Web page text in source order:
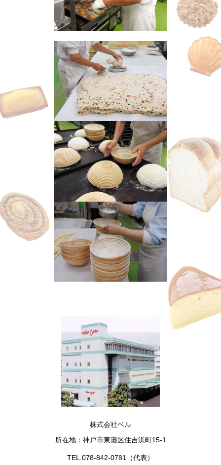
株式会社ベル
所在地：神戸市東灘区住吉浜町15-1
TEL.078-842-0781（代表）